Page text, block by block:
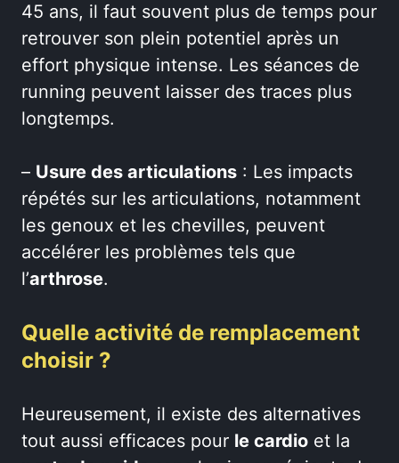
45 ans, il faut souvent plus de temps pour
retrouver son plein potentiel après un
effort physique intense. Les séances de
running peuvent laisser des traces plus
longtemps.
– Usure des articulations : Les impacts
répétés sur les articulations, notamment
les genoux et les chevilles, peuvent
accélérer les problèmes tels que
l’arthrose.
Quelle activité de remplacement
choisir ?
Heureusement, il existe des alternatives
tout aussi efficaces pour le cardio et la